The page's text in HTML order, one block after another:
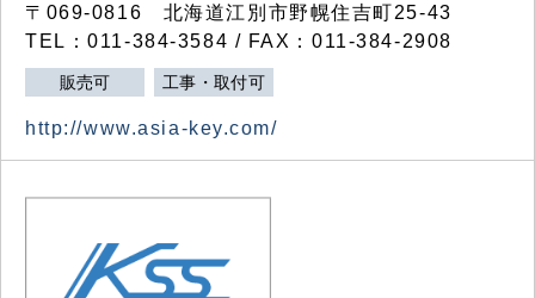
〒069-0816 北海道江別市野幌住吉町25-43
TEL：011-384-3584 / FAX：011-384-2908
販売可 工事・取付可
http://www.asia-key.com/